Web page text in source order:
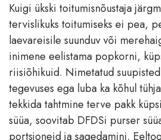
Kuigi ükski toitumisnõustaja
tervislikuks toitumiseks ei pea,
laevareisile suunduv või
inimene eelistama popkorni,
riisiõhikuid. Nimetatud
tegevuses ega luba ka kõhul
tekkida tahtmine terve pakk
süüa, soovitab DFDSi purser
portsjoneid ja sagedamini.